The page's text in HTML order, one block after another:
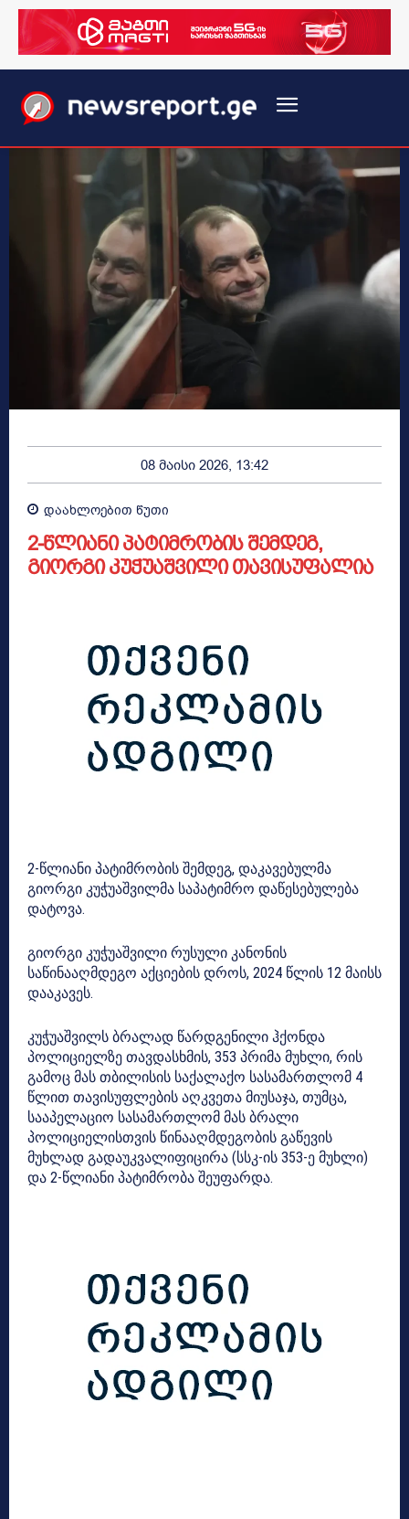
08 მაისი 2026, 13:42
დაახლოებით წუთი
2-წლიანი პატიმრობის შემდეგ,
გიორგი კუჭუაშვილი თავისუფალია
2-წლიანი პატიმრობის შემდეგ, დაკავებულმა
გიორგი კუჭუაშვილმა საპატიმრო დაწესებულება
დატოვა.
გიორგი კუჭუაშვილი რუსული კანონის
საწინააღმდეგო აქციების დროს, 2024 წლის 12 მაისს
დააკავეს.
კუჭუაშვილს ბრალად წარდგენილი ჰქონდა
პოლიციელზე თავდასხმის, 353 პრიმა მუხლი, რის
გამოც მას თბილისის საქალაქო სასამართლომ 4
წლით თავისუფლების აღკვეთა მიუსაჯა, თუმცა,
სააპელაციო სასამართლომ მას ბრალი
პოლიციელისთვის წინააღმდეგობის გაწევის
მუხლად გადაუკვალიფიცირა (სსკ-ის 353-ე მუხლი)
და 2-წლიანი პატიმრობა შეუფარდა.